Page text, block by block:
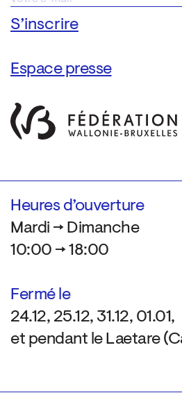
Espace presse
Heures d’ouverture
Mardi → Dimanche
10:00 → 18:00
Fermé le
24.12, 25.12, 31.12, 01.01,
et pendant le Laetare